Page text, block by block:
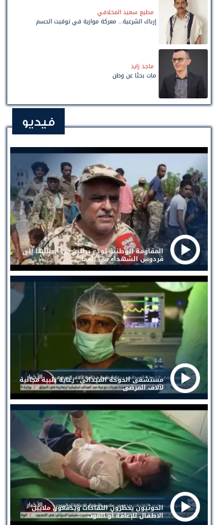
مطيع سعيد المخلافي
إرباك الشرعية... معركة موازية في توقيت الحسم
ماجد زايد
مات بحثًا عن وطن
فيديو
المقاومة الوطنية تودع بطلين من أبطالها إلى
فردوس الشهداء في المخا
مستشفى الخوخة الميداني . رعاية طبية مجانية
لآلاف المرضى
الحوثيون يحظرون اللقاحات ويدفعون ملايين
الاطفال للإعاقة أو الموت